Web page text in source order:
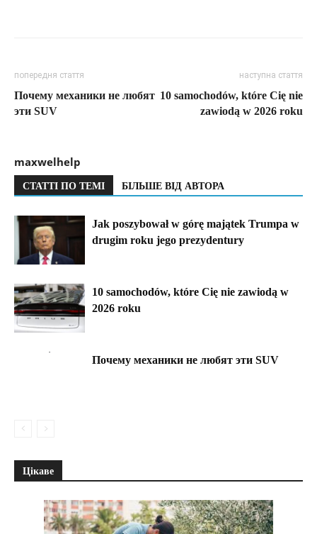
попередня стаття
Почему механики не любят
эти SUV
наступна стаття
10 samochodów, które Cię nie
zawiodą w 2026 roku
maxwelhelp
СТАТТІ ПО ТЕМІ БІЛЬШЕ ВІД АВТОРА
Jak poszybował w górę majątek Trumpa w
drugim roku jego prezydentury
10 samochodów, które Cię nie zawiodą w
2026 roku
Почему механики не любят эти SUV
Цікаве